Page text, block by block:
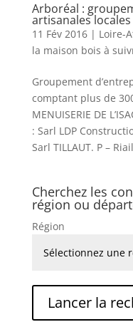
Arboréal :
artisanales
11 Fév 2016| Loire-
la maison bois à
Groupement
comptant plus de
MENUISERIE DE
: Sarl LDP
Sarl TILLAUT. P –
Cherchez les
région ou
Région